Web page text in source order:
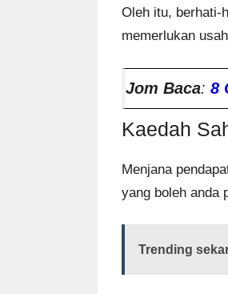
Oleh itu, berhati-
memerlukan
Jom Baca: 8
Kaedah
Menjana
yang boleh anda
Trending